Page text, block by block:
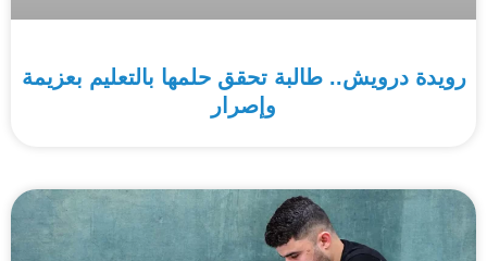
رويدة درويش.. طالبة تحقق حلمها بالتعليم بعزيمة
وإصرار